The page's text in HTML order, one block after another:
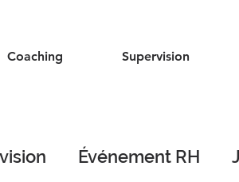
Coaching Supervision
Événement RH